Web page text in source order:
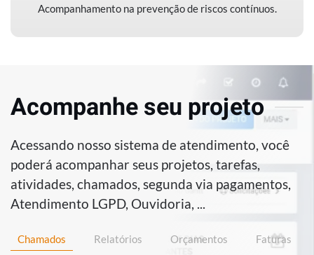
Acompanhamento na prevenção de riscos contínuos.
Acompanhe seu projeto
Acessando nosso sistema de atendimento, você
poderá acompanhar seus projetos, tarefas,
atividades, chamados, segunda via pagamentos,
Atendimento LGPD, Ouvidoria, ...
Chamados Relatórios Orçamentos
Faturas